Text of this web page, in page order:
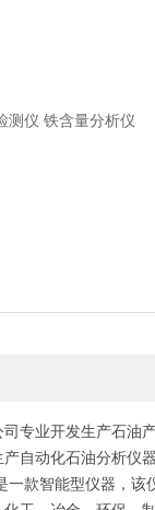
专业开发生产石油
自动化石油分析仪器
一款智能型仪器，该